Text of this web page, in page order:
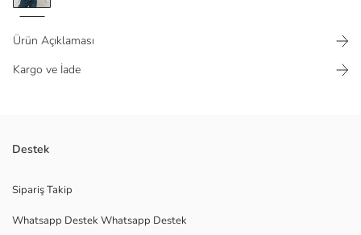
Ürün Açıklaması
Kargo ve İade
Menşei:
Destek
Sipariş Takip
Whatsapp Destek Whatsapp Destek